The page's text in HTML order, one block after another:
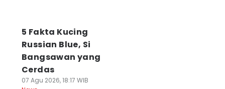
5 Fakta Kucing
Russian Blue, Si
Bangsawan yang
Cerdas
07 Agu 2026, 18:17 WIB